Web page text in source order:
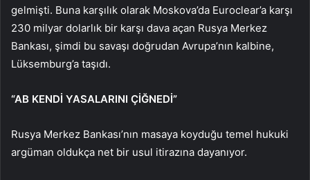
gelmişti. Buna karşılık olarak Moskova’da Euroclear’a karşı
230 milyar dolarlık bir karşı dava açan Rusya Merkez
Bankası, şimdi bu savaşı doğrudan Avrupa’nın kalbine,
Lüksemburg’a taşıdı.
“AB KENDİ YASALARINI ÇİĞNEDİ”
Rusya Merkez Bankası’nın masaya koyduğu temel hukuki
argüman oldukça net bir usul itirazına dayanıyor.